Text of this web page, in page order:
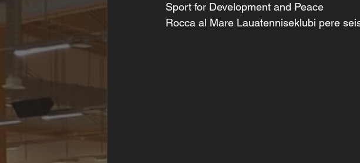
Sport for Development and Peace
Rocca al Mare Lauatenniseklubi pere